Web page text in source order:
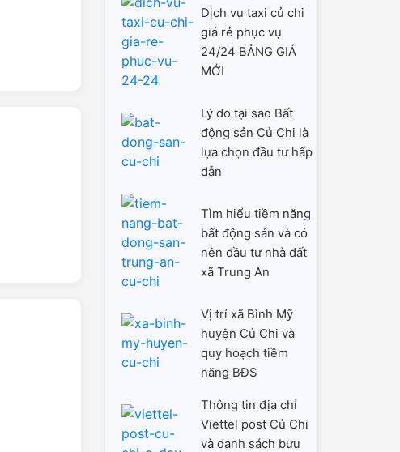
Dịch vụ taxi củ chi
giá rẻ phục vụ
24/24 BẢNG GIÁ
MỚI
Lý do tại sao Bất
động sản Củ Chi là
lựa chọn đầu tư hấp
dẫn
Tìm hiểu tiềm năng
bất động sản và có
nên đầu tư nhà đất
xã Trung An
Vị trí xã Bình Mỹ
huyện Củ Chi và
quy hoạch tiềm
năng BĐS
Thông tin địa chỉ
Viettel post Củ Chi
và danh sách bưu